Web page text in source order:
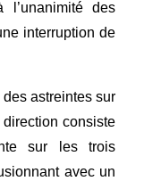
des
interruption de
des astreintes sur
consiste
sur les trois
avec un